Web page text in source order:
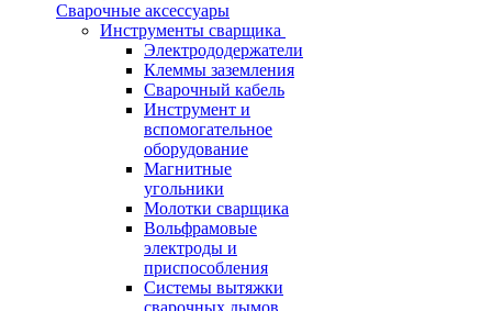
Сварочные аксессуары
Инструменты сварщика
Электрододержатели
Клеммы заземления
Сварочный кабель
Инструмент и
вспомогательное
оборудование
Магнитные
угольники
Молотки сварщика
Вольфрамовые
электроды и
приспособления
Системы вытяжки
сварочных дымов